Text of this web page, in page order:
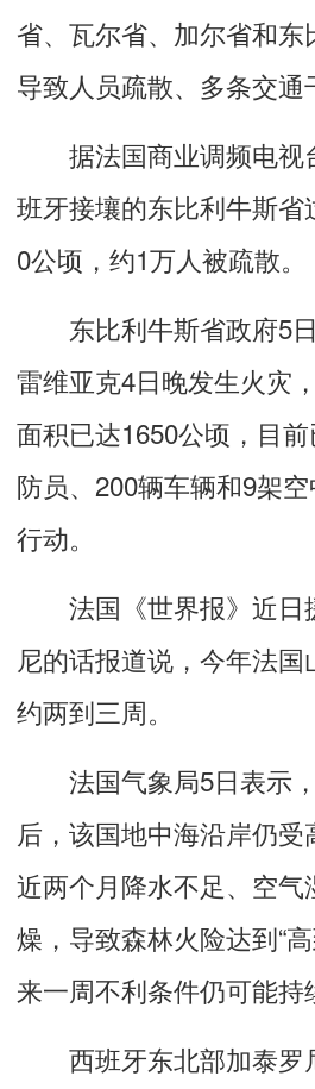
省、瓦尔省、加尔省和
导致人员疏散、多条交通
据法国商业调频电视
班牙接壤的东比利牛斯
0公顷，约1万人被疏散。
东比利牛斯省政府5
雷维亚克4日晚发生火灾
面积已达1650公顷，目
防员、200辆车辆和9架
行动。
法国《世界报》近日
尼的话报道说，今年法
约两到三周。
法国气象局5日表示
后，该国地中海沿岸仍受
近两个月降水不足、空
燥，导致森林火险达到“
来一周不利条件仍可能持
西班牙东北部加泰罗